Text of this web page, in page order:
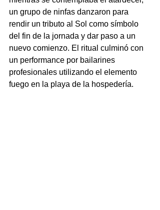
un grupo de ninfas danzaron para
rendir un tributo al Sol como símbolo
del fin de la jornada y dar paso a un
nuevo comienzo. El ritual culminó con
un performance por bailarines
profesionales utilizando el elemento
fuego en la playa de la hospedería.